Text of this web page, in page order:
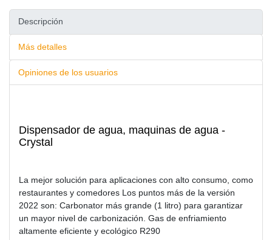
Descripción
Más detalles
Opiniones de los usuarios
Dispensador de agua, maquinas de agua -
Crystal
La mejor solución para aplicaciones con alto consumo, como
restaurantes y comedores Los puntos más de la versión
2022 son: Carbonator más grande (1 litro) para garantizar
un mayor nivel de carbonización. Gas de enfriamiento
altamente eficiente y ecológico R290